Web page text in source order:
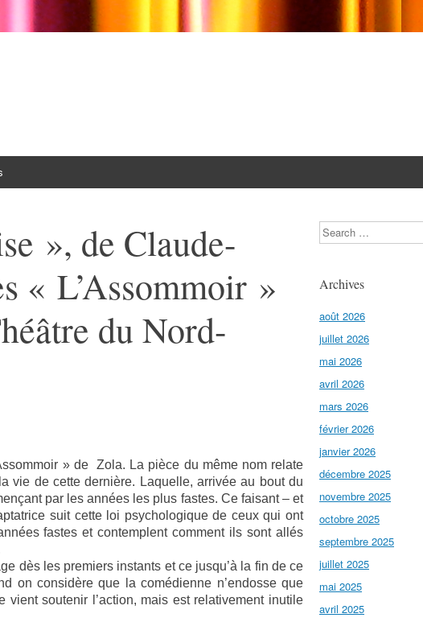
», de Claude-
« L’Assommoir »
du Nord-
» de Zola. La pièce du même nom relate
vie de cette dernière. Laquelle, arrivée au bout du
par les années les plus fastes. Ce faisant – et
suit cette loi psychologique de ceux qui ont
fastes et contemplent comment ils sont allés
dès les premiers instants et ce jusqu’à la fin de ce
on considère que la comédienne n’endosse que
vient soutenir l’action, mais est relativement inutile
Search
Archives
août 2026
juillet 2026
mai 2026
avril 2026
mars 2026
février 2026
janvier 2026
décembre 2025
novembre 2025
octobre 2025
septembre 2025
juillet 2025
mai 2025
avril 2025